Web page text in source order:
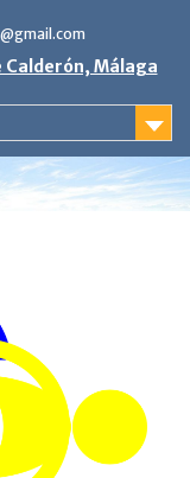
Calderón, Málaga